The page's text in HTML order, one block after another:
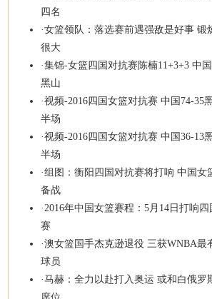
四名
·女篮领队：落选赛前遇强敌是好事 锻
很大
·集锦-女篮四国对抗赛陈楠11+3+3 中
黑山
·视频-2016四国女篮对抗赛 中国74-35
半场
·视频-2016四国女篮对抗赛 中国36-13
半场
·组图：衡阳四国对抗赛将打响 中国女
备战
· 2016年中国女篮赛程：5月14日打响
赛
·澳女篮国手杰克逊退役 三获WNBA最
球员
·马赫：全力以赴打入奥运 或和白俄罗